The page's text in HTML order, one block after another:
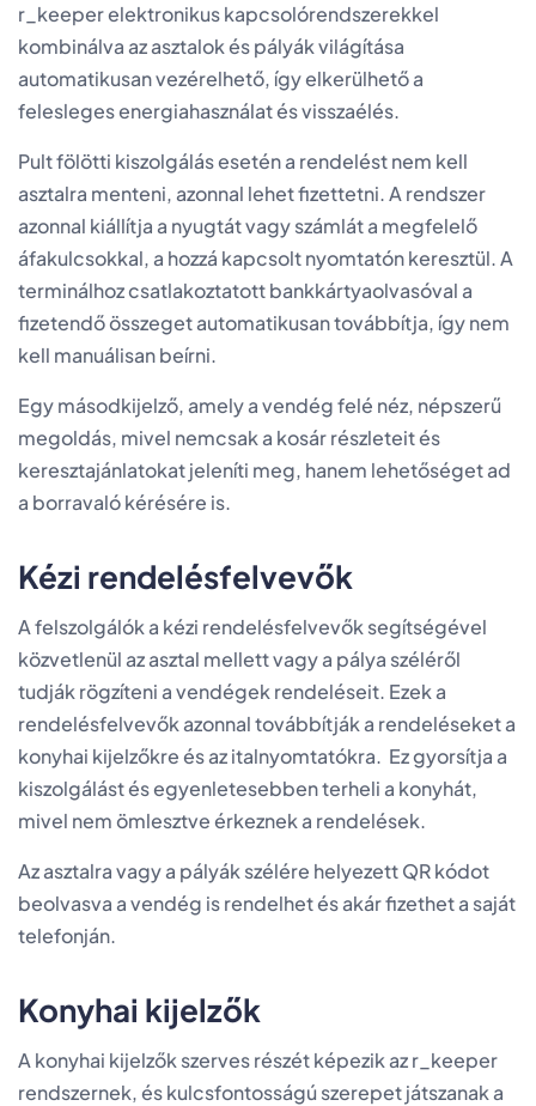
r_keeper elektronikus kapcsolórendszerekkel
kombinálva az asztalok és pályák világítása
automatikusan vezérelhető, így elkerülhető a
felesleges energiahasználat és visszaélés.
Pult fölötti kiszolgálás esetén a rendelést nem kell
asztalra menteni, azonnal lehet fizettetni. A rendszer
azonnal kiállítja a nyugtát vagy számlát a megfelelő
áfakulcsokkal, a hozzá kapcsolt nyomtatón keresztül. A
terminálhoz csatlakoztatott bankkártyaolvasóval a
fizetendő összeget automatikusan továbbítja, így nem
kell manuálisan beírni.
Egy másodkijelző, amely a vendég felé néz, népszerű
megoldás, mivel nemcsak a kosár részleteit és
keresztajánlatokat jeleníti meg, hanem lehetőséget ad
a borravaló kérésére is.
Kézi rendelésfelvevők
A felszolgálók a kézi rendelésfelvevők segítségével
közvetlenül az asztal mellett vagy a pálya széléről
tudják rögzíteni a vendégek rendeléseit. Ezek a
rendelésfelvevők azonnal továbbítják a rendeléseket a
konyhai kijelzőkre és az italnyomtatókra. Ez gyorsítja a
kiszolgálást és egyenletesebben terheli a konyhát,
mivel nem ömlesztve érkeznek a rendelések.
Az asztalra vagy a pályák szélére helyezett QR kódot
beolvasva a vendég is rendelhet és akár fizethet a saját
telefonján.
Konyhai kijelzők
A konyhai kijelzők szerves részét képezik az r_keeper
rendszernek, és kulcsfontosságú szerepet játszanak a